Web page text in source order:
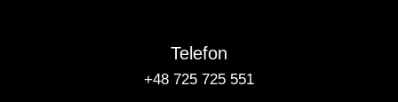
Telefon
+48 725 725 551